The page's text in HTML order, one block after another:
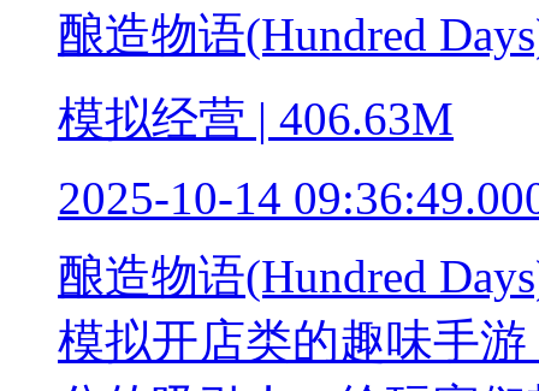
酿造物语(Hundred
模拟经营 | 406.63M
2025-10-14
酿造物语(Hundred
模拟开店类的趣味手